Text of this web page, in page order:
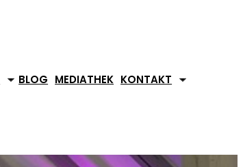
BLOG MEDIATHEK KONTAKT